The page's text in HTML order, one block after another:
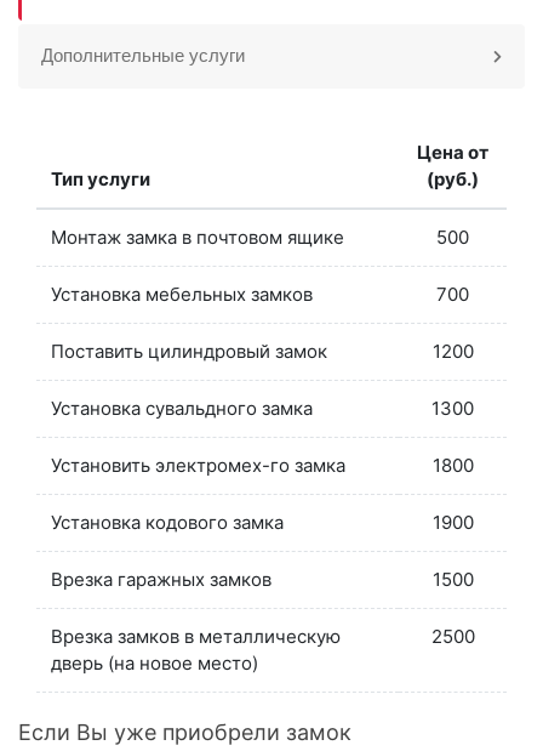
Дополнительные услуги
Тип услуги
Цена от
(руб.)
Монтаж замка в почтовом ящике 500
Установка мебельных замков 700
Поставить цилиндровый замок 1200
Установка сувальдного замка 1300
Установить электромех-го замка 1800
Установка кодового замка 1900
Врезка гаражных замков 1500
Врезка замков в металлическую
дверь (на новое место)
2500
Если Вы уже приобрели замок